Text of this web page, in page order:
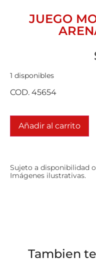
JUEGO
1 disponibles
COD. 45654
Añadir al carrito
Sujeto a disponibilidad
Imágenes ilustrativas.
Tambien